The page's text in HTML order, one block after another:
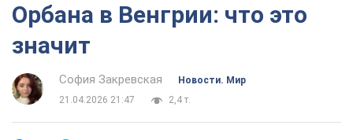
Орбана в Венгрии: что это
значит
София Закревская
Новости. Мир
21.04.2026 21:47
2,4 т.